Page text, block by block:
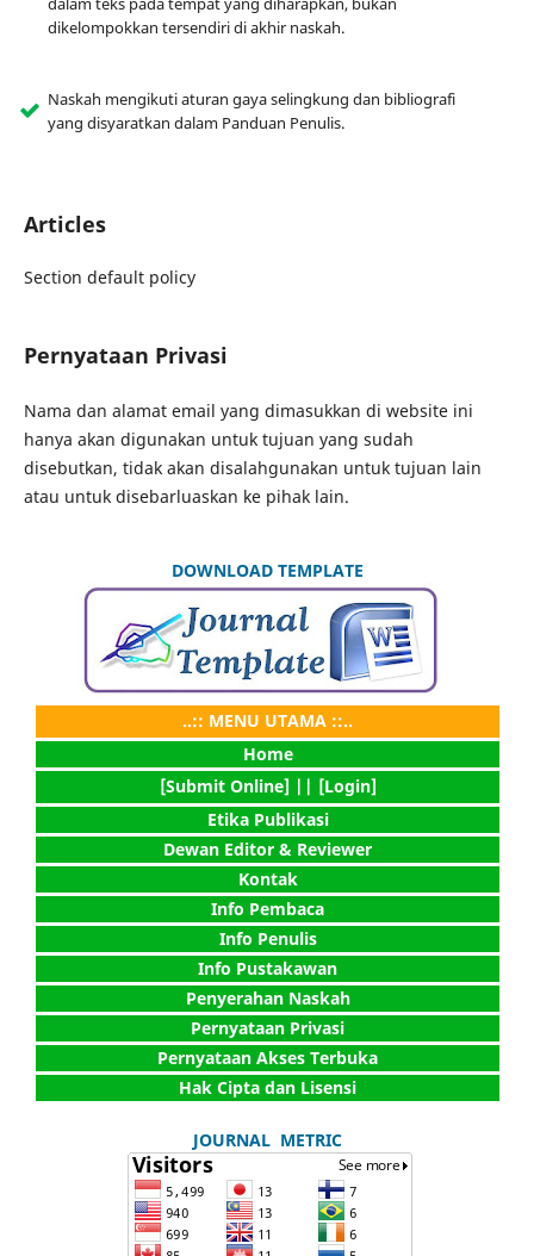
dikelompokkan tersendiri di akhir naskah.
Naskah mengikuti aturan gaya selingkung dan bibliografi
yang disyaratkan dalam Panduan Penulis.
Articles
Section default policy
Pernyataan Privasi
Nama dan alamat email yang dimasukkan di website ini
hanya akan digunakan untuk tujuan yang sudah
disebutkan, tidak akan disalahgunakan untuk tujuan lain
atau untuk disebarluaskan ke pihak lain.
DOWNLOAD TEMPLATE
..:: MENU UTAMA ::..
Home
[Submit Online] | | [Login]
Etika Publikasi
Dewan Editor & Reviewer
Kontak
Info Pembaca
Info Penulis
Info Pustakawan
Penyerahan Naskah
Pernyataan Privasi
Pernyataan Akses Terbuka
Hak Cipta dan Lisensi
JOURNAL METRIC